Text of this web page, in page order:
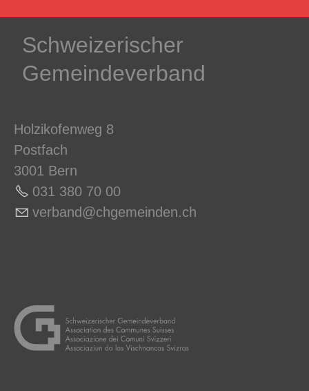
Schweizerischer
Gemeindeverband
Holzikofenweg 8
Postfach
3001 Bern
031 380 70 00
v rb nd chg m nd n ch